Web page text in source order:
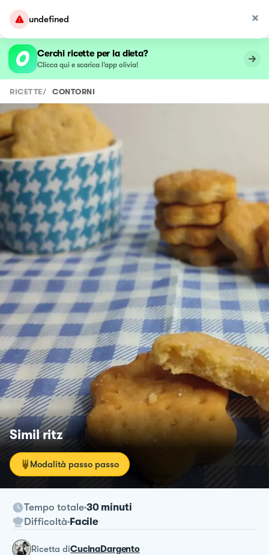
undefined
Cerchi ricette per la dieta?
Clicca qui e scarica l’app olivia!
RICETTE/ CONTORNI
Simil ritz
Modalità passo passo
Tempo totale 30 minuti
Difficoltà Facile
ricetta diCucinaDargento